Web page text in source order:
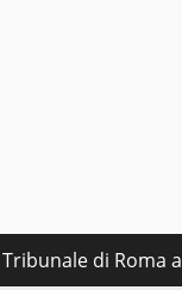
di Roma